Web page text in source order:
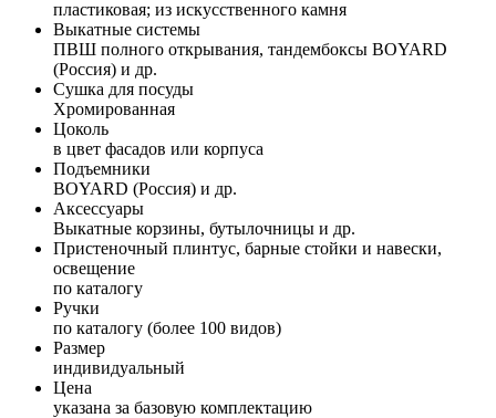
пластиковая; из искусственного камня
Выкатные системы
ПВШ полного открывания, тандембоксы BOYARD
(Россия) и др.
Сушка для посуды
Хромированная
Цоколь
в цвет фасадов или корпуса
Подъемники
BOYARD (Россия) и др.
Аксессуары
Выкатные корзины, бутылочницы и др.
Пристеночный плинтус, барные стойки и навески,
освещение
по каталогу
Ручки
по каталогу (более 100 видов)
Размер
индивидуальный
Цена
указана за базовую комплектацию